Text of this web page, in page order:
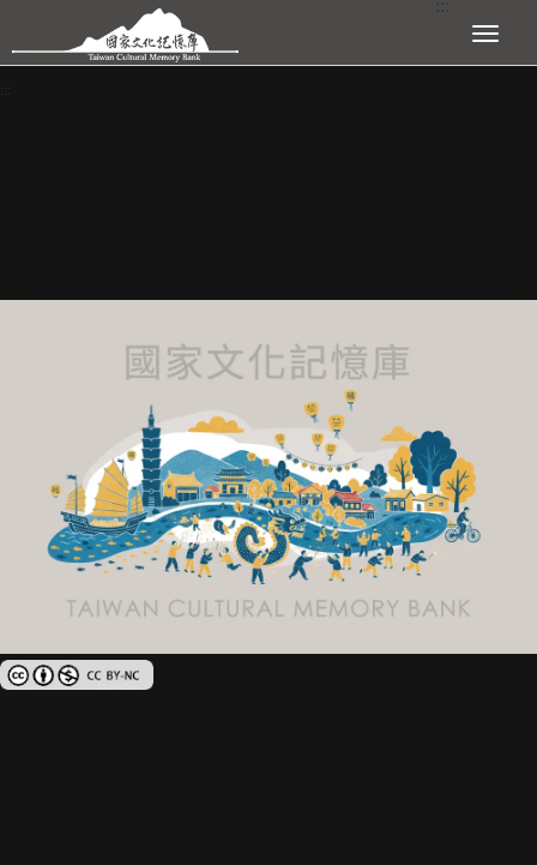
跳到主要內容區塊 展開選單
:::
創用CC姓名標示-非商業性 3.0 台灣及其後版本(CC BY-NC 3.0 TW +)